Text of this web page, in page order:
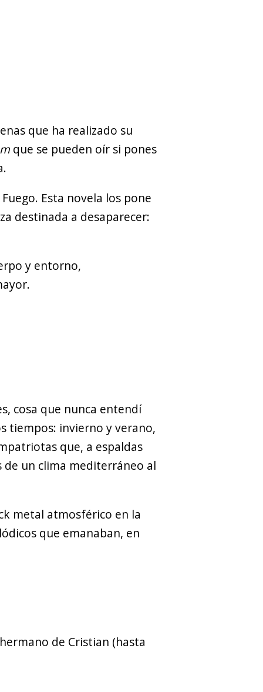
que ha realizado su
que se pueden oír si pones
Esta novela los pone
destinada a desaparecer:
y entorno,
cosa que nunca entendí
tiempos: invierno y verano,
que, a espaldas
de un clima mediterráneo al
metal atmosférico en la
que emanaban, en
de Cristian (hasta